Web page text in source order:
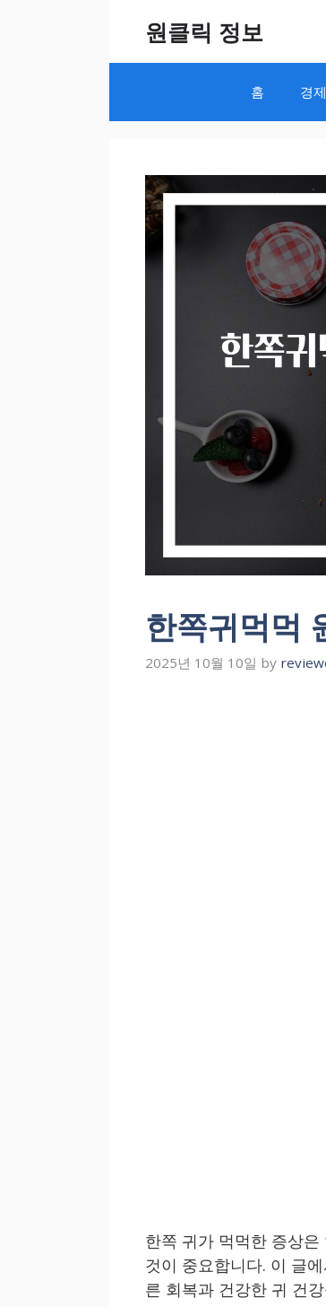
원클릭 정보
홈 경
한쪽귀먹먹
2025년 10월 10일 by
한쪽 귀가 먹먹한 증상
것이 중요합니다. 이 글
른 회복과 건강한 귀 건